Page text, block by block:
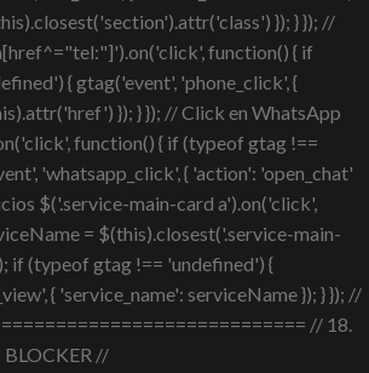
}); } }); //
function() { if
{ gtag('event', 'phone_click', {
}); } }); // Click en WhatsApp
function() { if (typeof gtag !==
'whatsapp_click', { 'action': 'open_chat'
$('.service-main-card a').on('click',
= $(this).closest('.service-main-
if (typeof gtag !== 'undefined') {
{ 'service_name': serviceName }); } }); //
// 18.
//